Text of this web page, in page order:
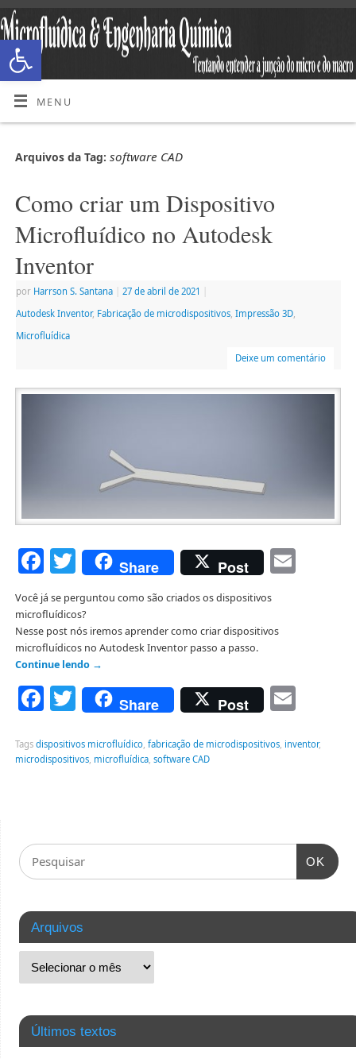
Abrir a barra de ferramentas
MENU
Arquivos da Tag: software CAD
Como criar um Dispositivo
Microfluídico no Autodesk
Inventor
por Harrson S. Santana 27 de abril de 2021
Autodesk Inventor, Fabricação de microdispositivos, Impressão 3D,
Microfluídica
Deixe um comentário
Facebook
Twitter
Share Post
Você já se perguntou como são criados os dispositivos
microfluídicos?
Nesse post nós iremos aprender como criar dispositivos
microfluídicos no Autodesk Inventor passo a passo.
Continue lendo →
Facebook
Twitter
Share Post
Tags dispositivos microfluídico, fabricação de microdispositivos, inventor,
microdispositivos, microfluídica, software CAD
OK
Arquivos
Últimos textos